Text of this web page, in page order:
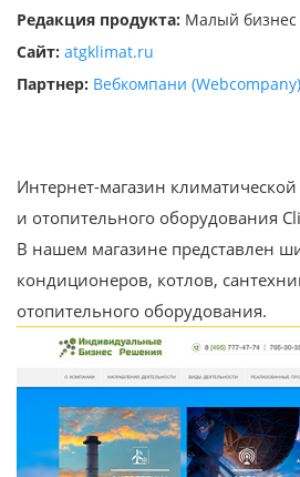
Редакция продукта: Малый бизнес
Сайт: atgklimat.ru
Партнер: Вебкомпани (Webcompany)
Интернет-магазин
и отопительного оборудования
В нашем магазине представлен
кондиционеров, котлов,
отопительного оборудования.